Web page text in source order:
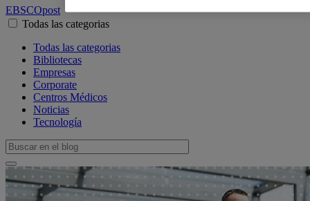
EBSCOpost
Todas las categorias
Todas las categorias
Bibliotecas
Empresas
Corporate
Centros Médicos
Noticias
Tecnología